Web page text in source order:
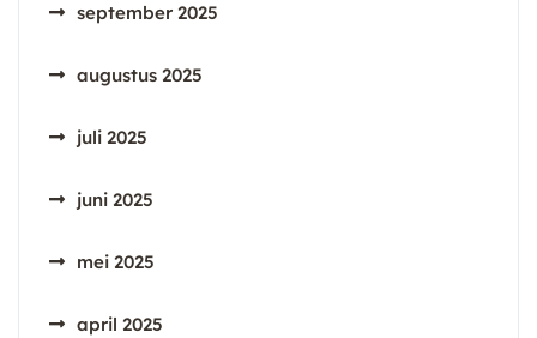
september 2025
augustus 2025
juli 2025
juni 2025
mei 2025
april 2025